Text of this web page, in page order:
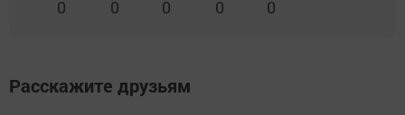
0 0 0 0 0
Расскажите друзьям